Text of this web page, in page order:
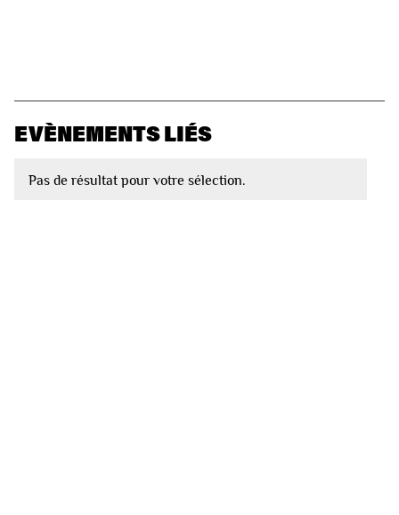
EVÈNEMENTS LIÉS
Pas de résultat pour votre sélection.